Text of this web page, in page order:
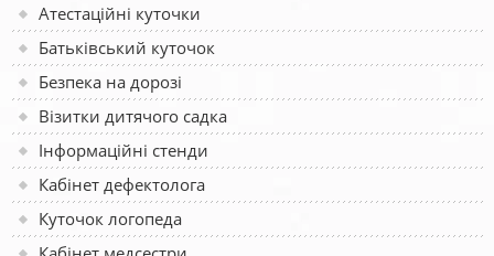
Атестаційні куточки
Батьківський куточок
Безпека на дорозі
Візитки дитячого садка
Інформаційні стенди
Кабінет дефектолога
Куточок логопеда